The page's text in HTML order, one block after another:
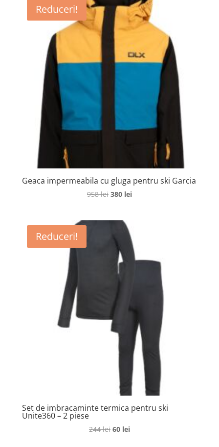
944 lei.
Reduceri!
Geaca impermeabila cu gluga pentru ski Garcia
958lei Prețul
958 lei.
380 leiPrețul
Reduceri!
Set de imbracaminte termica pentru ski
Unite360 – 2 piese
244lei Prețul
60 leiPrețul